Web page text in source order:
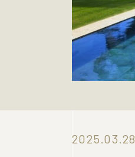
2025.03.28